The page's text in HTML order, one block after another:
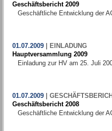
Geschäftsbericht 2009
Geschäftliche Entwicklung der
01.07.2009|
EINLADUNG
Hauptversammlung 2009
Einladung zur HV am 25. Juli
01.07.2009|
Geschäftsbericht 2008
Geschäftliche Entwicklung der